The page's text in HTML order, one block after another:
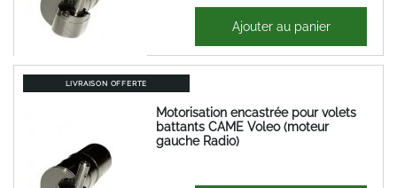
646,34 €
538,62 € Ajouter au panier
LIVRAISON OFFERTE
Motorisation encastrée pour volets
battants CAME Voleo (moteur
gauche Radio)